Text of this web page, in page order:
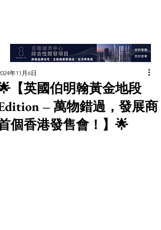
【英國伯明翰黃金地段
– 萬物錯過，發展商
個香港發售會！】🌟
年11月6日